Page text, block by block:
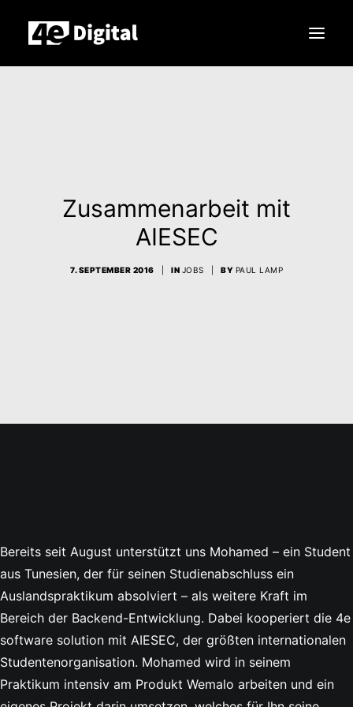
Search
Zusammenarbeit mit
AIESEC
7. SEPTEMBER 2016 IN JOBS BY PAUL LAMP
Bereits seit August unterstützt uns Mohamed – ein Student
aus Tunesien, der für seinen Studienabschluss ein
Auslandspraktikum absolviert – als weitere Kraft im
Bereich der Backend-Entwicklung. Dabei kooperiert die 4e
software solution mit AIESEC, der größten internationalen
Studentenorganisation. Mohamed wird in seinem
Praktikum intensiv am Produkt Wemalo arbeiten und ein